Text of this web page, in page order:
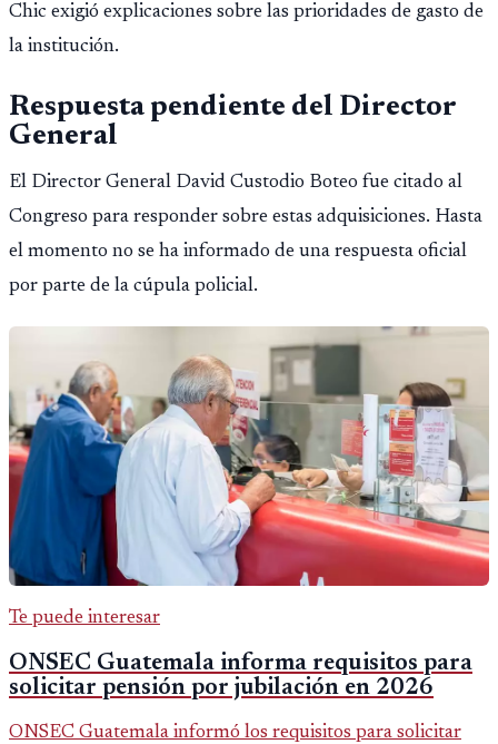
Chic exigió explicaciones sobre las prioridades de gasto de
la institución.
Respuesta pendiente del Director
General
El Director General David Custodio Boteo fue citado al
Congreso para responder sobre estas adquisiciones. Hasta
el momento no se ha informado de una respuesta oficial
por parte de la cúpula policial.
Te puede interesar
ONSEC Guatemala informa requisitos para
solicitar pensión por jubilación en 2026
ONSEC Guatemala informó los requisitos para solicitar